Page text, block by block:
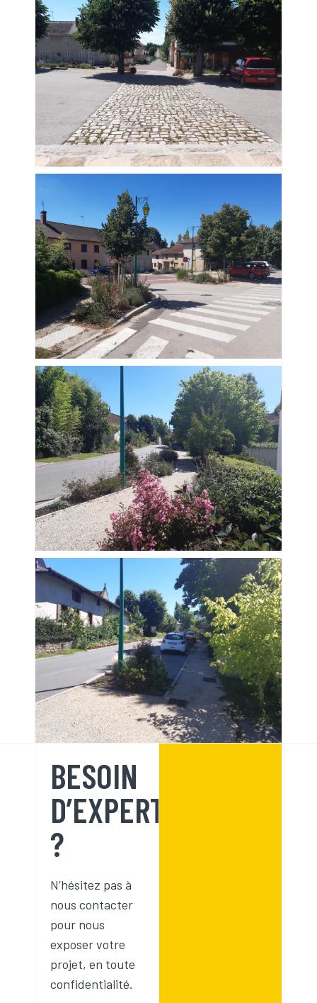
BESOIN
D’EXPERTS
?
N’hésitez pas à
nous contacter
pour nous
exposer votre
projet, en toute
confidentialité.